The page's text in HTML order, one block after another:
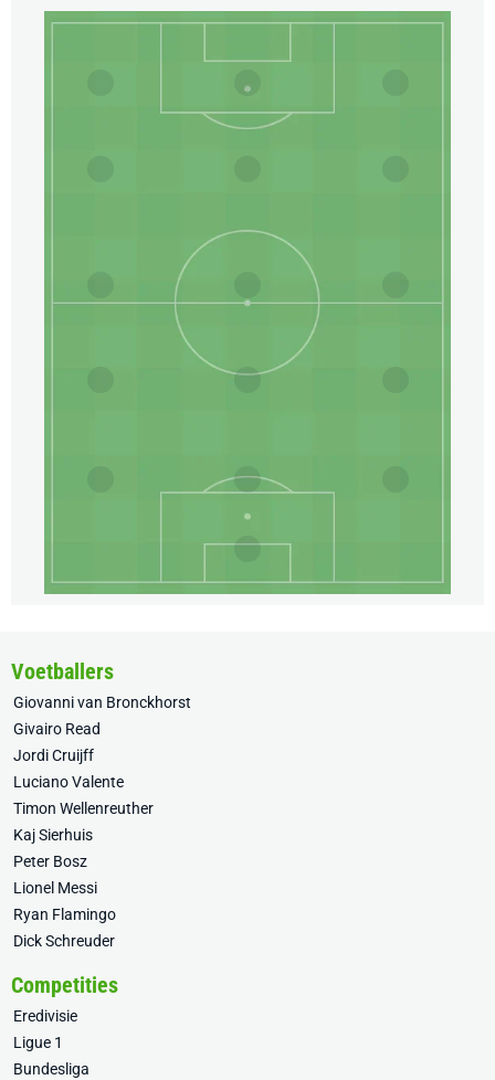
Voetballers
Giovanni van Bronckhorst
Givairo Read
Jordi Cruijff
Luciano Valente
Timon Wellenreuther
Kaj Sierhuis
Peter Bosz
Lionel Messi
Ryan Flamingo
Dick Schreuder
Competities
Eredivisie
Ligue 1
Bundesliga